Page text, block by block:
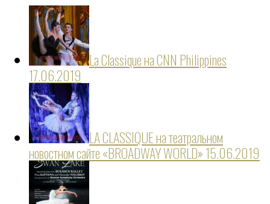
La Classique на CNN Philippines
17.06.2019
LA CLASSIQUE на театральном
новостном сайте «BROADWAY WORLD»15.06.2019